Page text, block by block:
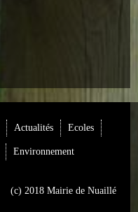
Actualités Ecoles
Environnement
(c) 2018 Mairie de Nuaillé